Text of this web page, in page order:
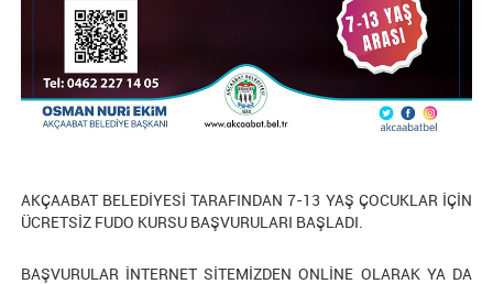
AKÇAABAT BELEDİYESİ TARAFINDAN 7-13 YAŞ ÇOCUKLAR İÇİN
ÜCRETSİZ FUDO KURSU BAŞVURULARI BAŞLADI.
BAŞVURULAR İNTERNET SİTEMİZDEN ONLİNE OLARAK YA DA